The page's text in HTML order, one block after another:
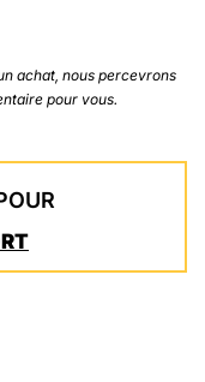
achat, nous percevrons
pour vous.